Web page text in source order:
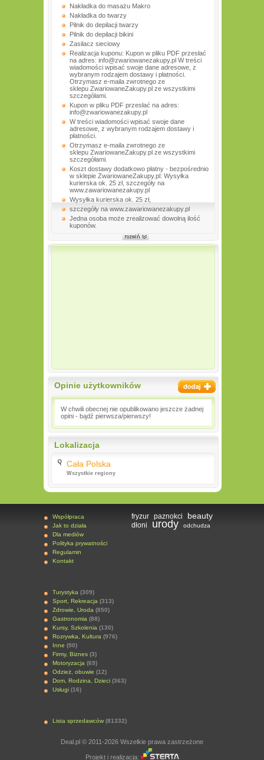
Nakładka do masażu Makro
Nakładka do twarzy
Pilnik do depilacji twarzy
Pilnik do depilacji bikini
Zasilacz sieciowy
Realizacja kuponu: Kupon w pliku PDF przesłać
na adres: info@zwariowanezakupy.pl W treści
wiadomości wpisać swoje dane adresowe, z
wybranym rodzajem dostawy i płatności.
Otrzymasz e-maila zwrotnego ze
sklepu ZwariowaneZakupy.pl ze wszystkimi
szczegółami.
Kupon w pliku PDF przesłać na adres:
info@zwariowanezakupy.pl
W treści wiadomości wpisać swoje dane
adresowe, z wybranym rodzajem dostawy i
płatności.
Otrzymasz e-maila zwrotnego ze
sklepu ZwariowaneZakupy.pl ze wszystkimi
szczegółami.
Koszt dostawy dodatkowo płatny - bezpośrednio
w sklepie ZwariowaneZakupy.pl: Wysyłka
kurierska ok. 25 zł, szczegóły na
www.zawariowanezakupy.pl
Wysyłka kurierska ok. 25 zł,
szczegóły na www.zawariowanezakupy.pl
Jedna osoba może zrealizować dowolną ilość
kuponów.
Opinie użytkowników
W chwili obecnej nie opublikowano jeszcze żadnej
opini - bądź pierwsza/pierwszy!
Lokalizacja
Cała Polska
Wszystkie regiony
Współpraca
Jak to działa
Dla mediów
Polityka prywatności
Regulamin
Kontakt
Turystyka (309)
Sport, Rekreacja (313)
Zdrowie, Uroda (850)
Gastronomia (88)
Kursy, Szkolenia (130)
Rozrywka, Kultura (976)
Inne (90)
Firmy, Biznes (3)
Motoryzacja (69)
Odzież, obuwie (12)
Dom, Rodzina, Dzieci (363)
Usługi (16)
Lista sprzedawców (81332)
fryzur paznokci beauty
dłoni urody odchudza
Deal.pl © 2011-2026 Wszelkie prawa zastrzeżone
Projekt i realizacja: